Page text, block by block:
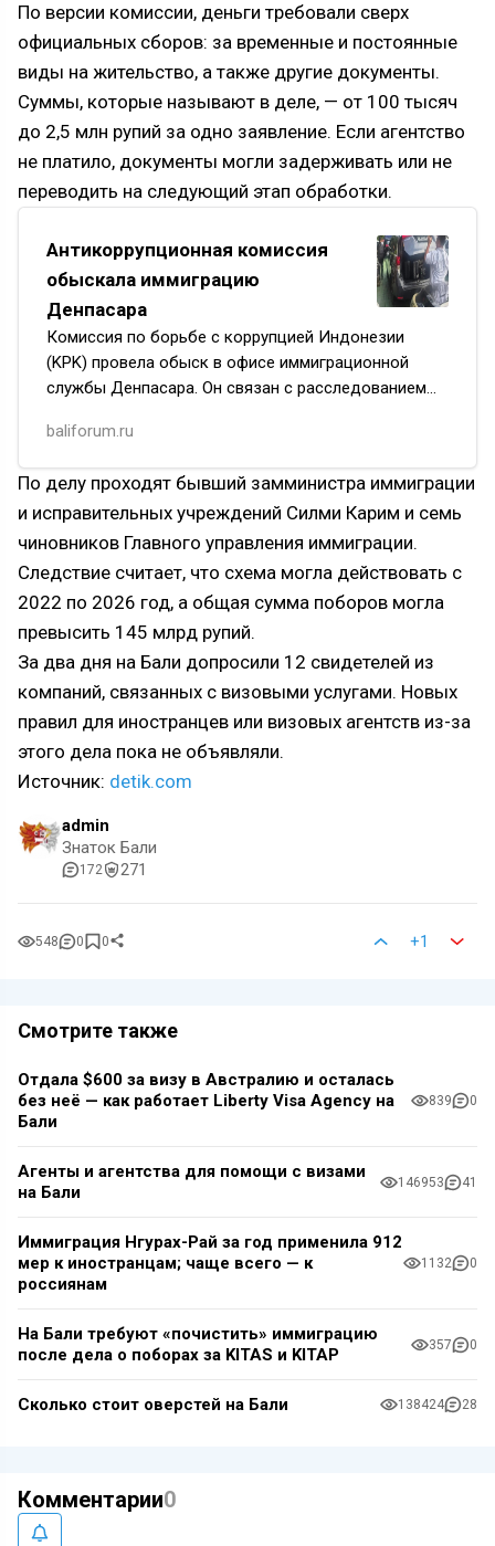
По версии комиссии, деньги требовали сверх
официальных сборов: за временные и постоянные
виды на жительство, а также другие документы.
Суммы, которые называют в деле, — от 100 тысяч
до 2,5 млн рупий за одно заявление. Если агентство
не платило, документы могли задерживать или не
переводить на следующий этап обработки.
Антикоррупционная комиссия
обыскала иммиграцию
Денпасара
Комиссия по борьбе с коррупцией Индонезии
(KPK) провела обыск в офисе иммиграционной
службы Денпасара. Он связан с расследованием
платежах при оформлении р…
baliforum.ru
По делу проходят бывший замминистра иммиграции
и исправительных учреждений Силми Карим и семь
чиновников Главного управления иммиграции.
Следствие считает, что схема могла действовать с
2022 по 2026 год, а общая сумма поборов могла
превысить 145 млрд рупий.
За два дня на Бали допросили 12 свидетелей из
компаний, связанных с визовыми услугами. Новых
правил для иностранцев или визовых агентств из-за
этого дела пока не объявляли.
Источник: detik.com
admin
Знаток Бали
172 271
548 0 0 +1
Смотрите также
Отдала $600 за визу в Австралию и осталась
без неё — как работает Liberty Visa Agency на
Бали
839 0
Агенты и агентства для помощи с визами
на Бали
146953 41
Иммиграция Нгурах-Рай за год применила 912
мер к иностранцам; чаще всего — к
россиянам
1132 0
На Бали требуют «почистить» иммиграцию
после дела о поборах за KITAS и KITAP
357 0
Сколько стоит оверстей на Бали 138424 28
Комментарии0